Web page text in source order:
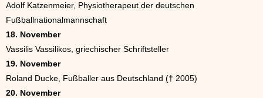
Adolf Katzenmeier, Physiotherapeut der deutschen
Fußballnationalmannschaft
18. November
Vassilis Vassilikos, griechischer Schriftsteller
19. November
Roland Ducke, Fußballer aus Deutschland († 2005)
20. November